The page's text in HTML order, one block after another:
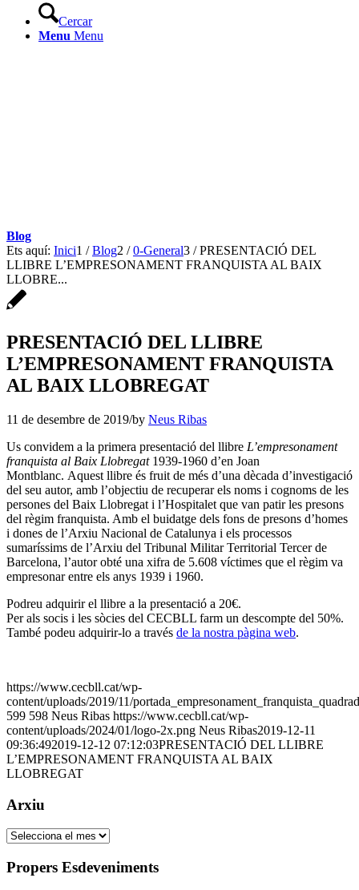
Cercar
Menu Menu
Blog
Ets aquí: Inici1 / Blog2 / 0-General3 / PRESENTACIÓ DEL
LLIBRE L’EMPRESONAMENT FRANQUISTA AL BAIX
LLOBRE...
PRESENTACIÓ DEL LLIBRE
L’EMPRESONAMENT FRANQUISTA
AL BAIX LLOBREGAT
11 de desembre de 2019/by Neus Ribas
Us convidem a la primera presentació del llibre L’empresonament
franquista al Baix Llobregat1939-1960 d’en Joan
Montblanc. Aquest llibre és fruit de més d’una dècada d’investigació
del seu autor, amb l’objectiu de recuperar els noms i cognoms de les
persones del Baix Llobregat i l’Hospitalet que van patir les presons
del règim franquista. Amb el buidatge dels fons de presons d’homes
i dones de l’Arxiu Nacional de Catalunya i els processos
sumaríssims de l’Arxiu del Tribunal Militar Territorial Tercer de
Barcelona, l’autor obté una xifra de 5.608 víctimes que el règim va
empresonar entre els anys 1939 i 1960.
Podreu adquirir el llibre a la presentació a 20€.
Per als socis i les sòcies del CECBLL farm un descompte del 50%.
També podeu adquirir-lo a través de la nostra pàgina web.
https://www.cecbll.cat/wp-
content/uploads/2019/11/
599 598 Neus Ribas https://www.cecbll.cat/wp-
content/uploads/2024/01/logo-2x.png Neus Ribas2019-12-11
09:36:492019-12-12 07:12:03PRESENTACIÓ DEL LLIBRE
L’EMPRESONAMENT FRANQUISTA AL BAIX
LLOBREGAT
Arxiu
Arxiu
Propers Esdeveniments